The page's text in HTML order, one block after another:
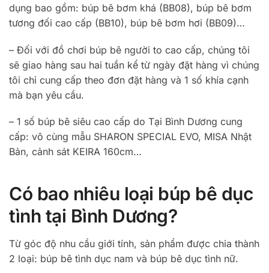
dụng bao gồm: búp bê bơm khá (BB08), búp bê bơm
tương đối cao cấp (BB10), búp bê bơm hơi (BB09)…
– Đối với đồ chơi búp bê người to cao cấp, chúng tôi
sẽ giao hàng sau hai tuần kể từ ngày đặt hàng vì chúng
tôi chỉ cung cấp theo đơn đặt hàng và 1 số khía cạnh
mà bạn yêu cầu.
– 1 số búp bê siêu cao cấp do Tại Bình Dương cung
cấp: vô cùng mẫu SHARON SPECIAL EVO, MISA Nhật
Bản, cảnh sát KEIRA 160cm…
Có bao nhiêu loại búp bê dục
tình tại Bình Dương?
Từ góc độ nhu cầu giới tính, sản phẩm được chia thành
2 loại: búp bê tình dục nam và búp bê dục tình nữ.